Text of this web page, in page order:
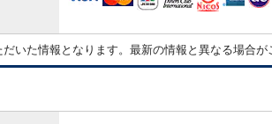
いた情報となります。最新の情報と異なる場合